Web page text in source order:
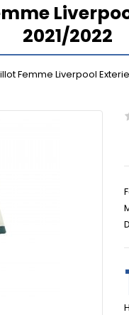
2021/2022
Femme Liverpool